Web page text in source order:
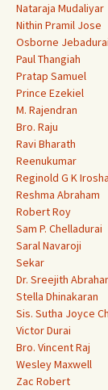
Nataraja Mudaliyar
Nithin Pramil Jose
Osborne Jebadurai
Paul Thangiah
Pratap Samuel
Prince Ezekiel
M. Rajendran
Bro. Raju
Ravi Bharath
Reenukumar
Reginold G K
Reshma Abraham
Robert Roy
Sam P. Chelladurai
Saral Navaroji
Sekar
Dr. Sreejith
Stella Dhinakaran
Sis. Sutha Joyce
Victor Durai
Bro. Vincent Raj
Wesley Maxwell
Zac Robert